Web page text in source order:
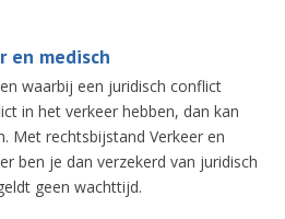
en medisch
waarbij een juridisch conflict
in het verkeer hebben, dan kan
Met rechtsbijstand Verkeer en
ben je dan verzekerd van juridisch
geen wachttijd.